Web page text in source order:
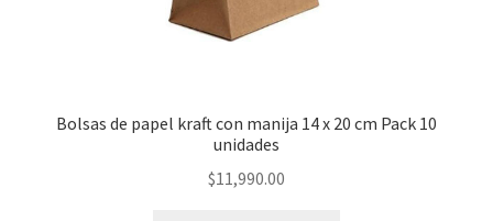
Bolsas de papel kraft con manija 14 x 20 cm Pack 10
unidades
$11,990.00